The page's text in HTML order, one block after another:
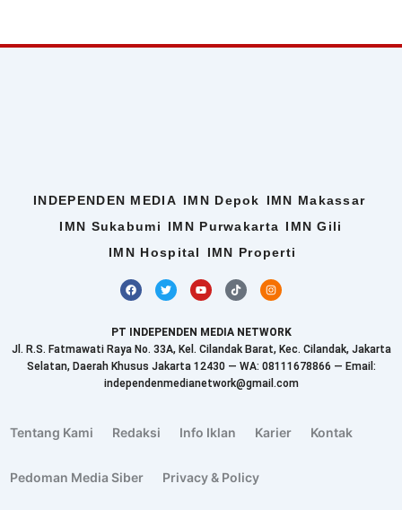
INDEPENDEN MEDIA IMN Depok
IMN Makassar
IMN Sukabumi
IMN Purwakarta IMN Gili
IMN Hospital
IMN Properti
F
a
c
b
o
o
T
w
i
t
e
r
Y
o
u
u
b
e
T
i
k
o
k
I
n
s
a
g
r
a
m
PT INDEPENDEN MEDIA NETWORK
Jl. R.S. Fatmawati Raya No. 33A, Kel. Cilandak Barat, Kec. Cilandak, Jakarta
Selatan, Daerah Khusus Jakarta 12430 — WA: 08111678866 — Email:
independenmedianetwork@gmail.com
Tentang Kami Redaksi Info Iklan Karier Kontak
Pedoman Media Siber Privacy & Policy